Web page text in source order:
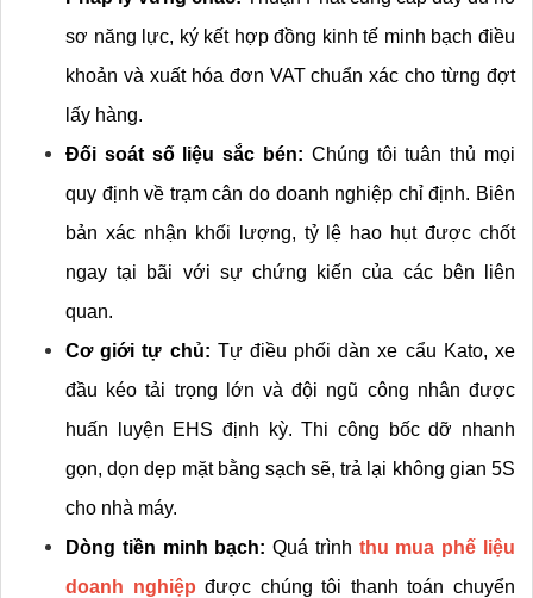
sơ năng lực, ký kết hợp đồng kinh tế minh bạch điều
khoản và xuất hóa đơn VAT chuẩn xác cho từng đợt
lấy hàng.
Đối soát số liệu sắc bén: Chúng tôi tuân thủ mọi
quy định về trạm cân do doanh nghiệp chỉ định. Biên
bản xác nhận khối lượng, tỷ lệ hao hụt được chốt
ngay tại bãi với sự chứng kiến của các bên liên
quan.
Cơ giới tự chủ: Tự điều phối dàn xe cẩu Kato, xe
đầu kéo tải trọng lớn và đội ngũ công nhân được
huấn luyện EHS định kỳ. Thi công bốc dỡ nhanh
gọn, dọn dẹp mặt bằng sạch sẽ, trả lại không gian 5S
cho nhà máy.
Dòng tiền minh bạch: Quá trình thu mua phế liệu
doanh nghiệp được chúng tôi thanh toán chuyển